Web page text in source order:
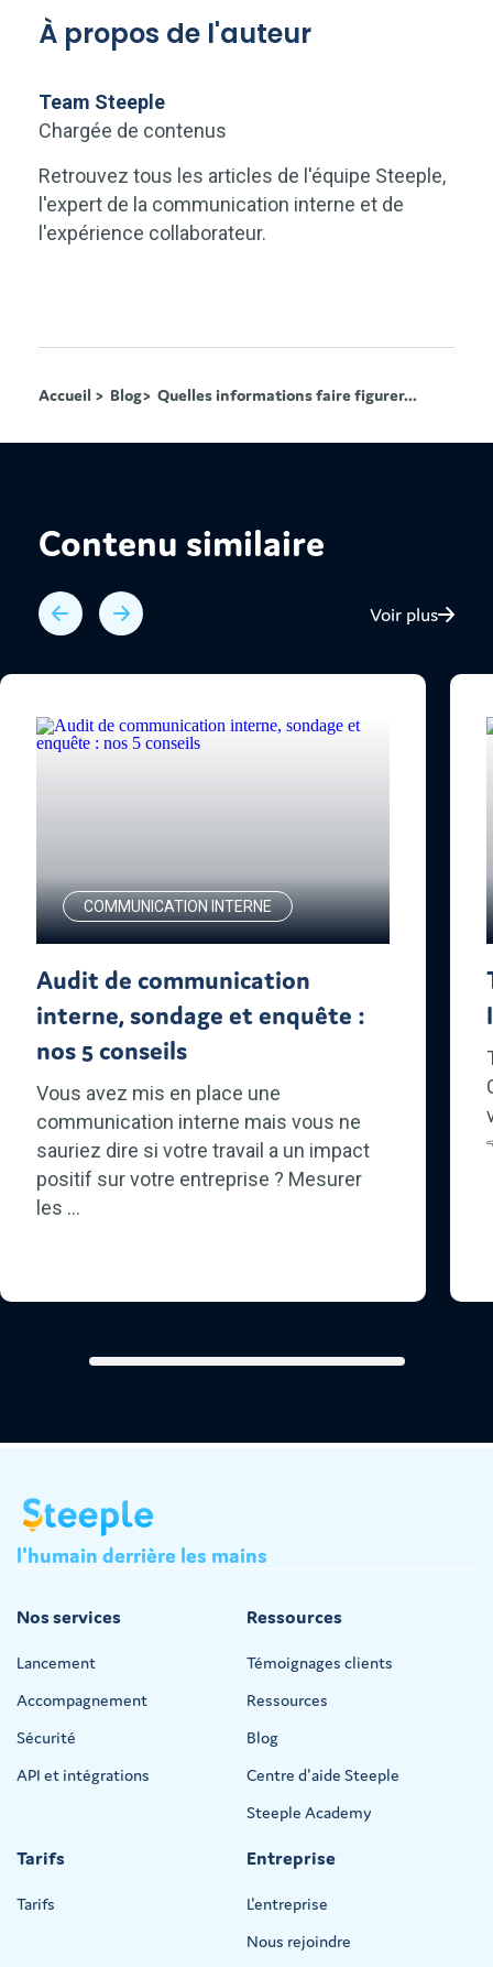
À propos de l'auteur
Team Steeple
Chargée de contenus
Retrouvez tous les articles de l'équipe Steeple,
l'expert de la communication interne et de
l'expérience collaborateur.
Accueil > Blog> Quelles informations faire figurer...
Contenu similaire
Voir plus
COMMUNICATION INTERNE
Audit de communication
interne, sondage et enquête :
nos 5 conseils
Vous avez mis en place une
communication interne mais vous ne
sauriez dire si votre travail a un impact
positif sur votre entreprise ? Mesurer
les ...
l'humain derrière les mains
Nos services
Lancement
Accompagnement
Sécurité
API et intégrations
Ressources
Témoignages clients
Ressources
Blog
Centre d'aide Steeple
Steeple Academy
Tarifs
Tarifs
Entreprise
L'entreprise
Nous rejoindre